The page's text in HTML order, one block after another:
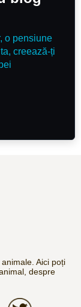
o pensiune
creează-ți
Aici poți
despre